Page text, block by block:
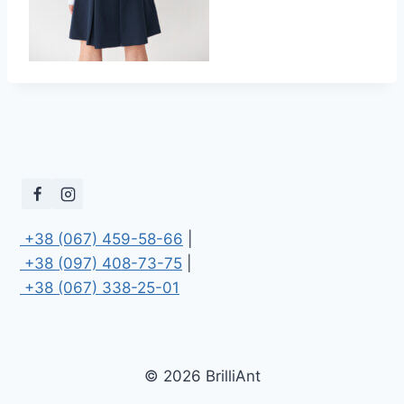
+38 (067) 459-58-66
+38 (097) 408-73-75
+38 (067) 338-25-01
© 2026 BrilliAnt